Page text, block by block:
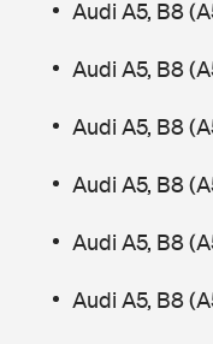
Audi A5, B8
Audi A5, B8
Audi A5, B8
Audi A5, B8
Audi A5, B8
Audi A5, B8